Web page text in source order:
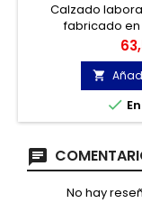
Calzado
fabricado en
hidrofugada y
cómodo,
que pasan


No hay